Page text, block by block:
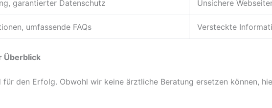
garantierter Datenschutz Unsichere
umfassende FAQs Versteckte
Überblick
den Erfolg. Obwohl wir keine ärztliche Beratung ersetzen können,